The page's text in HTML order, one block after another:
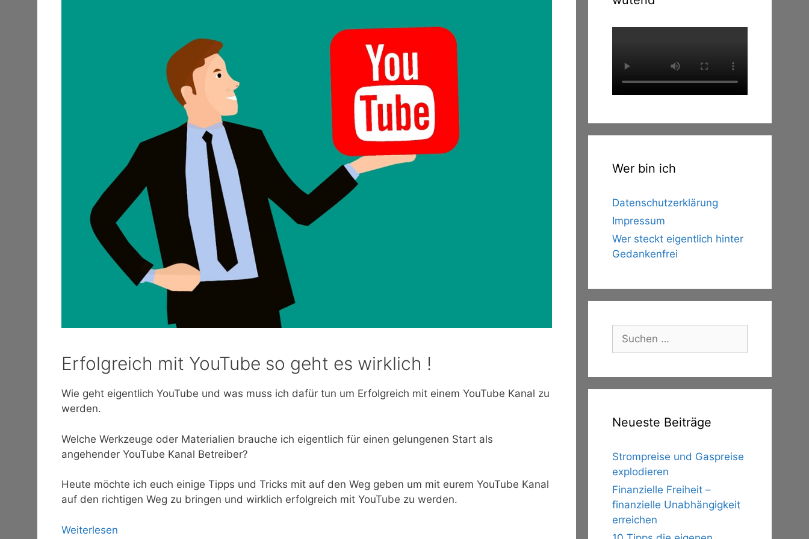
Erfolgreich mit YouTube so geht es wirklich !
Wie geht eigentlich YouTube und was muss ich dafür tun um Erfolgreich mit einem YouTube Kanal zu
werden.
Welche Werkzeuge oder Materialien brauche ich eigentlich für einen gelungenen Start als
angehender YouTube Kanal Betreiber?
Heute möchte ich euch einige Tipps und Tricks mit auf den Weg geben um mit eurem YouTube Kanal
auf den richtigen Weg zu bringen und wirklich erfolgreich mit YouTube zu werden.
Weiterlesen
Wer bin ich
Datenschutzerklärung
Impressum
Wer steckt eigentlich hinter
Gedankenfrei
nach:
Neueste Beiträge
Strompreise und Gaspreise
explodieren
Finanzielle Freiheit –
finanzielle Unabhängigkeit
erreichen